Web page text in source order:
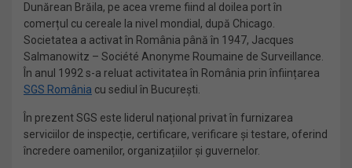
Dunărean Brăila, pe acea vreme fiind al doilea port în
comerțul cu cereale la nivel mondial, după Chicago.
Societatea a activat în România până în 1947, Jacques
Salmanowitz – Société Anonyme Roumaine de Surveillance.
În anul 1992 s-a reluat activitatea în România prin înființarea
SGS România cu sediul în București.
În prezent SGS este liderul național privat în furnizarea
serviciilor de inspecție, certificare, verificare și testare, oferind
încredere oamenilor, organizațiilor și guvernelor.